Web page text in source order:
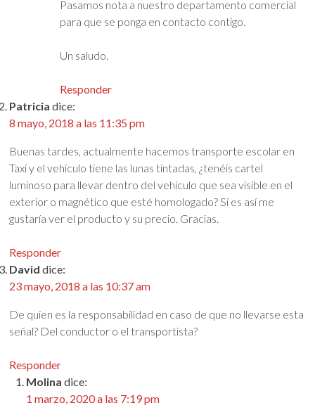
Pasamos nota a nuestro departamento comercial
para que se ponga en contacto contigo.
Un saludo.
Responder
Patricia dice:
8 mayo, 2018 a las 11:35 pm
Buenas tardes, actualmente hacemos transporte escolar en
Taxi y el vehículo tiene las lunas tintadas, ¿tenéis cartel
luminoso para llevar dentro del vehículo que sea visible en el
exterior o magnético que esté homologado? Si es así me
gustaría ver el producto y su precio. Gracias.
Responder
David dice:
23 mayo, 2018 a las 10:37 am
De quien es la responsabilidad en caso de que no llevarse esta
señal? Del conductor o el transportista?
Responder
Molina dice:
1 marzo, 2020 a las 7:19 pm